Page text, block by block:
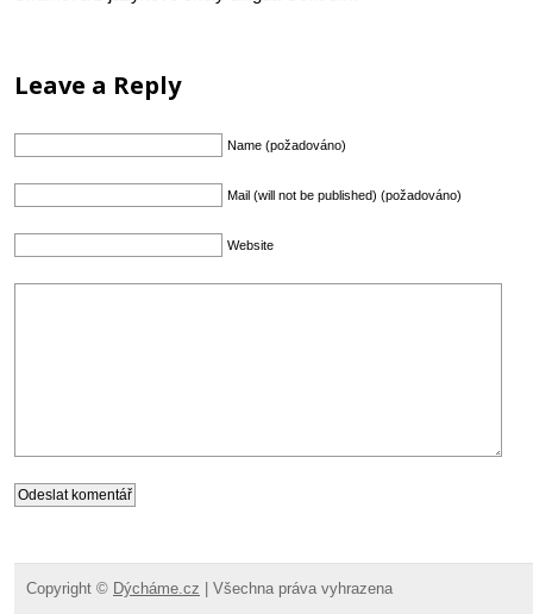
Leave a Reply
Name (požadováno)
Mail (will not be published) (požadováno)
Website
Copyright © Dýcháme.cz | Všechna práva vyhrazena